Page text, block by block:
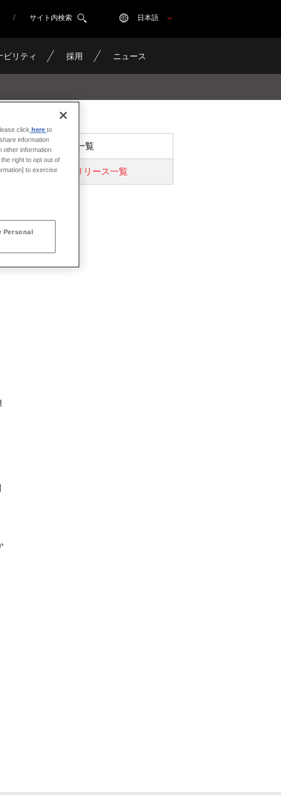
サイト内検索 日本語
ビリティ 採用 ニュース
ニュース一覧
プレスリリース一覧
click here to
information
other information
right to opt out of
to exercise
Personal